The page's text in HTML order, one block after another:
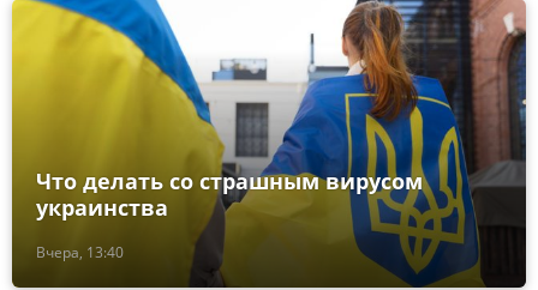
Вчера, 13:40
Что делать со страшным вирусом
украинства